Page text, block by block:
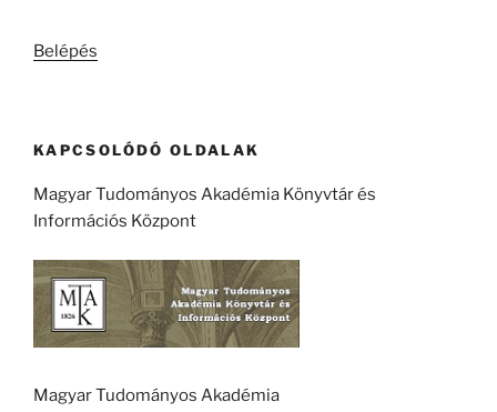
Belépés
KAPCSOLÓDÓ OLDALAK
Magyar Tudományos Akadémia Könyvtár és
Információs Központ
Magyar Tudományos Akadémia